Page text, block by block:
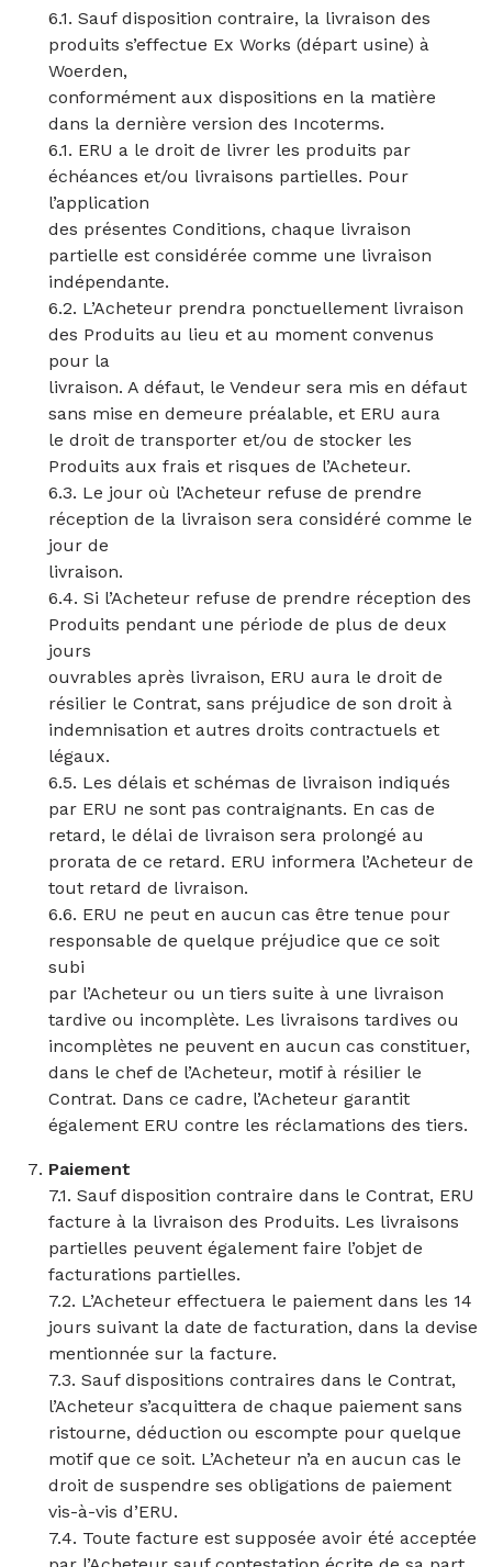
6.1. Sauf disposition contraire, la livraison des
produits s’effectue Ex Works (départ usine) à
Woerden,
conformément aux dispositions en la matière
dans la dernière version des Incoterms.
6.1. ERU a le droit de livrer les produits par
échéances et/ou livraisons partielles. Pour
l’application
des présentes Conditions, chaque livraison
partielle est considérée comme une livraison
indépendante.
6.2. L’Acheteur prendra ponctuellement livraison
des Produits au lieu et au moment convenus
pour la
livraison. A défaut, le Vendeur sera mis en défaut
sans mise en demeure préalable, et ERU aura
le droit de transporter et/ou de stocker les
Produits aux frais et risques de l’Acheteur.
6.3. Le jour où l’Acheteur refuse de prendre
réception de la livraison sera considéré comme le
jour de
livraison.
6.4. Si l’Acheteur refuse de prendre réception des
Produits pendant une période de plus de deux
jours
ouvrables après livraison, ERU aura le droit de
résilier le Contrat, sans préjudice de son droit à
indemnisation et autres droits contractuels et
légaux.
6.5. Les délais et schémas de livraison indiqués
par ERU ne sont pas contraignants. En cas de
retard, le délai de livraison sera prolongé au
prorata de ce retard. ERU informera l’Acheteur de
tout retard de livraison.
6.6. ERU ne peut en aucun cas être tenue pour
responsable de quelque préjudice que ce soit
subi
par l’Acheteur ou un tiers suite à une livraison
tardive ou incomplète. Les livraisons tardives ou
incomplètes ne peuvent en aucun cas constituer,
dans le chef de l’Acheteur, motif à résilier le
Contrat. Dans ce cadre, l’Acheteur garantit
également ERU contre les réclamations des tiers.
Paiement
7.1. Sauf disposition contraire dans le Contrat, ERU
facture à la livraison des Produits. Les livraisons
partielles peuvent également faire l’objet de
facturations partielles.
7.2. L’Acheteur effectuera le paiement dans les 14
jours suivant la date de facturation, dans la devise
mentionnée sur la facture.
7.3. Sauf dispositions contraires dans le Contrat,
l’Acheteur s’acquittera de chaque paiement sans
ristourne, déduction ou escompte pour quelque
motif que ce soit. L’Acheteur n’a en aucun cas le
droit de suspendre ses obligations de paiement
vis-à-vis d’ERU.
7.4. Toute facture est supposée avoir été acceptée